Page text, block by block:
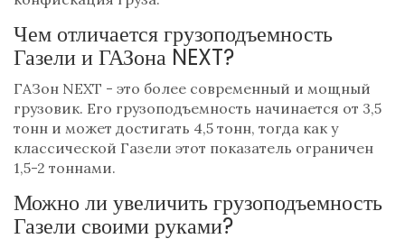
Чем отличается грузоподъемность
Газели и ГАЗона NEXT?
ГАЗон NEXT - это более современный и мощный
грузовик. Его грузоподъемность начинается от 3,5
тонн и может достигать 4,5 тонн, тогда как у
классической Газели этот показатель ограничен
1,5-2 тоннами.
Можно ли увеличить грузоподъемность
Газели своими руками?